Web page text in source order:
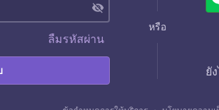
visibility_off
ลืมรหัสผ่าน
หรือ
ยั